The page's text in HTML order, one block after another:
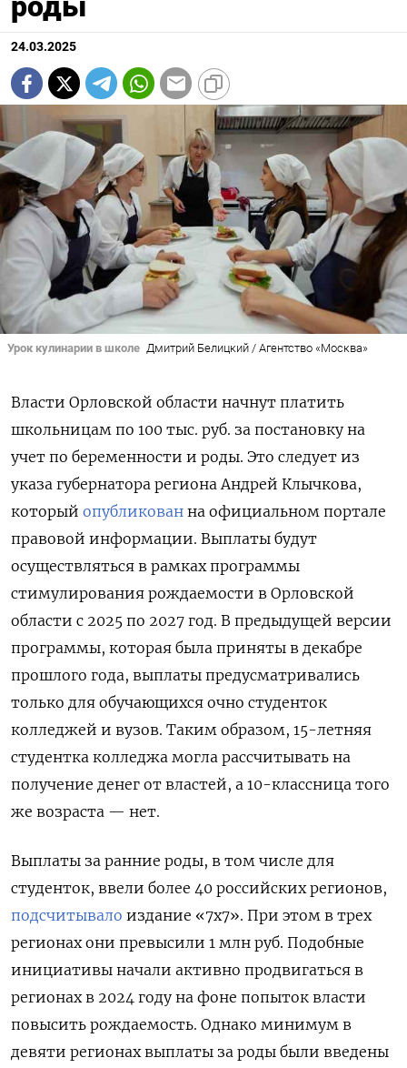
24.03.2025
Урок кулинарии в школе Дмитрий Белицкий / Агентство «Москва»
Власти Орловской области начнут платить
школьницам по 100 тыс. руб. за постановку на
учет по беременности и роды. Это следует из
указа губернатора региона Андрей Клычкова,
который опубликован на официальном портале
правовой информации. Выплаты будут
осуществляться в рамках программы
стимулирования рождаемости в Орловской
области с 2025 по 2027 год. В предыдущей версии
программы, которая была приняты в декабре
прошлого года, выплаты предусматривались
только для обучающихся очно студенток
колледжей и вузов. Таким образом, 15-летняя
студентка колледжа могла рассчитывать на
получение денег от властей, а 10-классница того
же возраста — нет.
Выплаты за ранние роды, в том числе для
студенток, ввели более 40 российских регионов,
подсчитывало издание «7х7». При этом в трех
регионах они превысили 1 млн руб. Подобные
инициативы начали активно продвигаться в
регионах в 2024 году на фоне попыток власти
повысить рождаемость. Однако минимум в
девяти регионах выплаты за роды были введены